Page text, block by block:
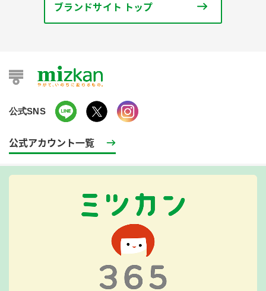
ブランドサイト トップ
公式SNS
公式アカウント一覧